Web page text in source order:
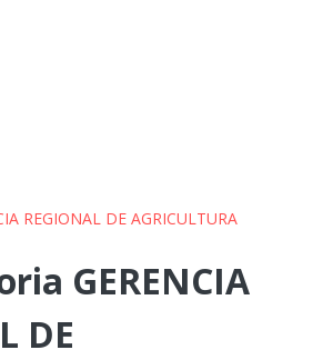
REGIONAL DE AGRICULTURA
GERENCIA
DE